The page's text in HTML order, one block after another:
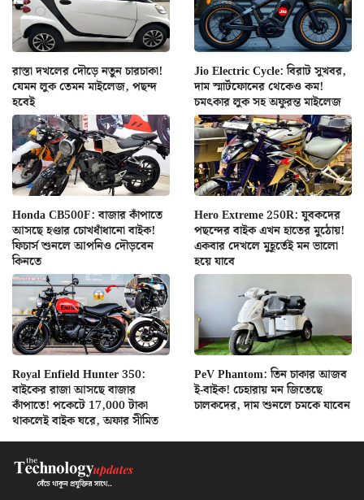
রাস্তা দখলের দৌড়ে নতুন চারচাকা!
যেমন লুক তেমন মাইলেজ, পছন্দ
হবেই
Jio Electric Cycle: বিরাট সুখবর,
দাম স্মার্টফোনের থেকেও কম!
চমৎকার লুক সহ অফুরন্ত মাইলেজ
Honda CB500F: বাজার কাঁপাতে
আসছে হণ্ডার চোখধাঁধানো বাইক!
ফিচার্স শুনলে আপনিও দৌড়বেন
কিনতে
Hero Extreme 250R: যুবকদের
পছন্দের বাইক এখন হাতের মুঠোয়!
একবার দেখলে মুহূর্তেই মন ভালো
হয়ে যাবে
Royal Enfield Hunter 350:
বাইকের রাজা আসছে বাজার
কাঁপাতে! পকেটে 17,000 টাকা
থাকলেই বাইক ঘরে, অফার সীমিত
PeV Phantom: তিন চাকার আজব
ই-বাইক! চেহারায় মন জিতেছে
চালকদের, দাম শুনলে চমকে যাবেন